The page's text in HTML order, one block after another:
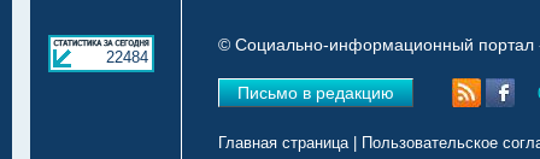
22484
© Социально-информационный портал
Письмо в редакцию
Главная страница| Пользовательское